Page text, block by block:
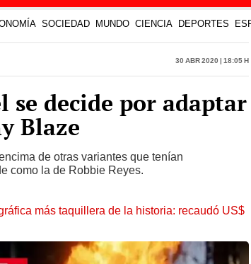
SOCIEDAD MUNDO CIENCIA DEPORTES
30 Abr 2020 | 18:05 h
se decide por adaptar
Blaze
de otras variantes que tenían
como la de Robbie Reyes.
más taquillera de la historia: recaudó US$